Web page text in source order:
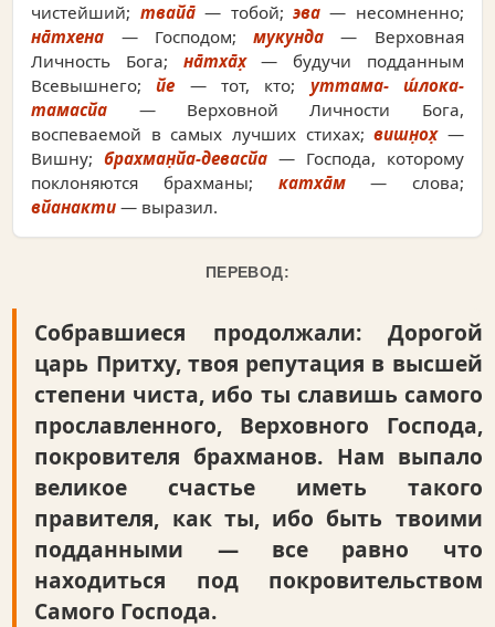
чистейший; твайа̄— тобой; эва— несомненно;
на̄тхена — Господом;мукунда — Верховная
Личность Бога; на̄тха̄х̣— будучи подданным
Всевышнего;йе — тот, кто; уттама- ш́лока-
тамасйа — Верховной Личности Бога,
воспеваемой в самых лучших стихах;вишн̣ох̣—
Вишну;брахман̣йа-девасйа — Господа, которому
поклоняются брахманы; катха̄м— слова;
вйанакти — выразил.
ПЕРЕВОД:
Собравшиеся продолжали: Дорогой
царь Притху, твоя репутация в высшей
степени чиста, ибо ты славишь самого
прославленного, Верховного Господа,
покровителя брахманов. Нам выпало
великое счастье иметь такого
правителя, как ты, ибо быть твоими
подданными — все равно что
находиться под покровительством
Самого Господа.